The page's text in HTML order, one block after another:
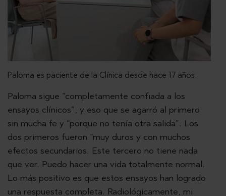
Paloma es paciente de la Clínica desde hace 17 años.
Paloma sigue “completamente confiada a los
ensayos clínicos”, y eso que se agarró al primero
sin mucha fe y “porque no tenía otra salida”. Los
dos primeros fueron “muy duros y con muchos
efectos secundarios. Este tercero no tiene nada
que ver. Puedo hacer una vida totalmente normal.
Lo más positivo es que estos ensayos han logrado
una respuesta completa. Radiológicamente, mi